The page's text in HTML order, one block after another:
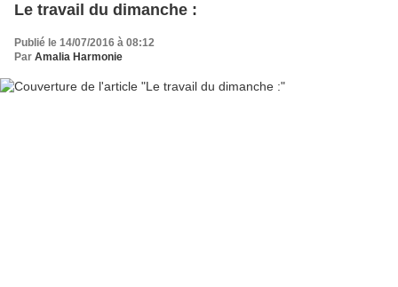
Le travail du dimanche :
Publié le 14/07/2016 à 08:12
Par Amalia Harmonie